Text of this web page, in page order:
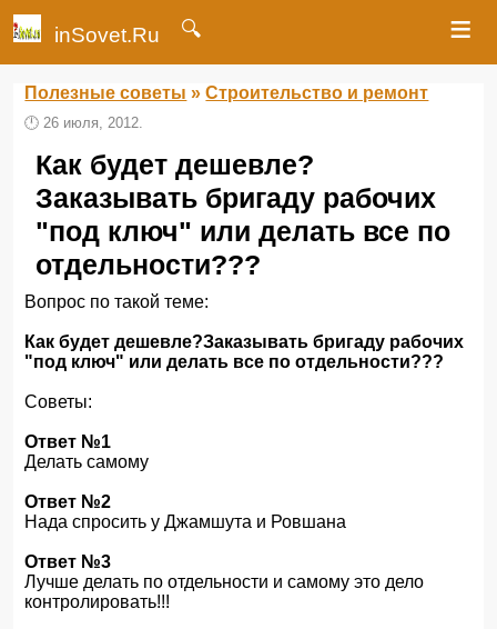
inSovet.Ru 🔍 ≡
Полезные советы »Строительство и ремонт
🕛26 июля, 2012.
Как будет дешевле?
Заказывать бригаду рабочих
"под ключ" или делать все по
отдельности???
Вопрос по такой теме:
Как будет дешевле?Заказывать бригаду рабочих
"под ключ" или делать все по отдельности???
Советы:
Ответ №1
Делать самому
Ответ №2
Нада спросить у Джамшута и Ровшана
Ответ №3
Лучше делать по отдельности и самому это дело
контролировать!!!